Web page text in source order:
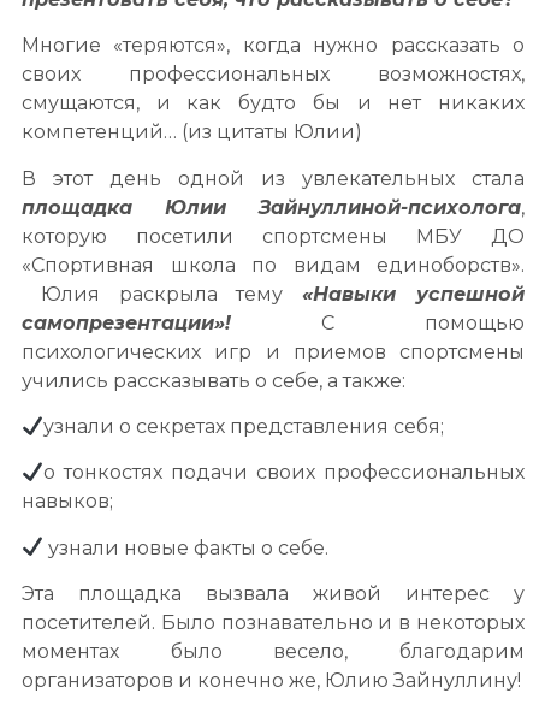
Многие «теряются», когда нужно рассказать о
своих профессиональных возможностях,
смущаются, и как будто бы и нет никаких
компетенций… (из цитаты Юлии)
В этот день одной из увлекательных стала
площадка Юлии Зайнуллиной-психолога,
которую посетили спортсмены МБУ ДО
«Спортивная школа по видам единоборств».
Юлия раскрыла тему«Навыки успешной
самопрезентации»!
С помощью
психологических игр и приемов спортсмены
учились рассказывать о себе, а также:
узнали о секретах представления себя;
о тонкостях подачи своих профессиональных
навыков;
узнали новые факты о себе.
Эта площадка вызвала живой интерес у
посетителей. Было познавательно и в некоторых
моментах было весело, благодарим
организаторов и конечно же, Юлию Зайнуллину!